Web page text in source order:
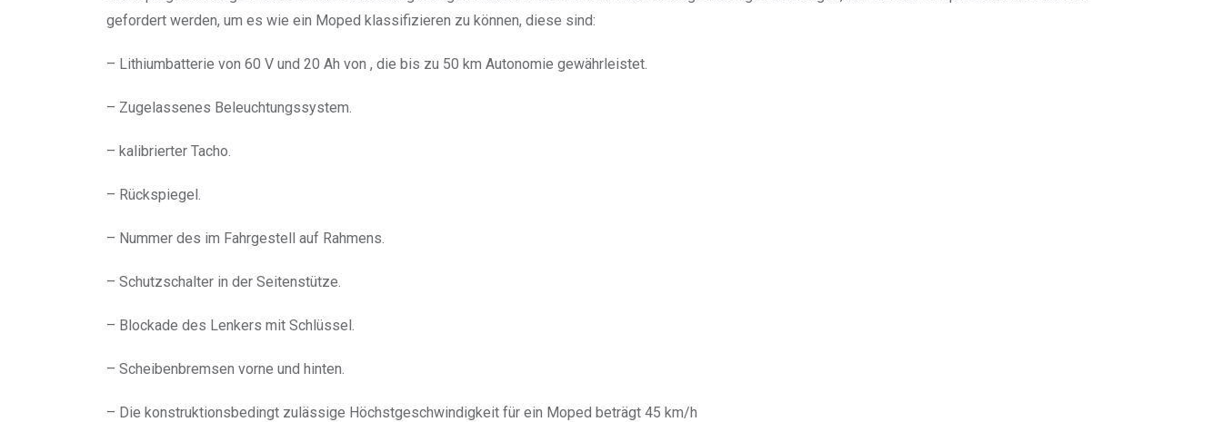
gefordert werden, um es wie ein Moped klassifizieren zu können, diese sind:
– Lithiumbatterie von 60 V und 20 Ah von , die bis zu 50 km Autonomie gewährleistet.
– Zugelassenes Beleuchtungssystem.
– kalibrierter Tacho.
– Rückspiegel.
– Nummer des im Fahrgestell auf Rahmens.
– Schutzschalter in der Seitenstütze.
– Blockade des Lenkers mit Schlüssel.
– Scheibenbremsen vorne und hinten.
– Die konstruktionsbedingt zulässige Höchstgeschwindigkeit für ein Moped beträgt 45 km/h